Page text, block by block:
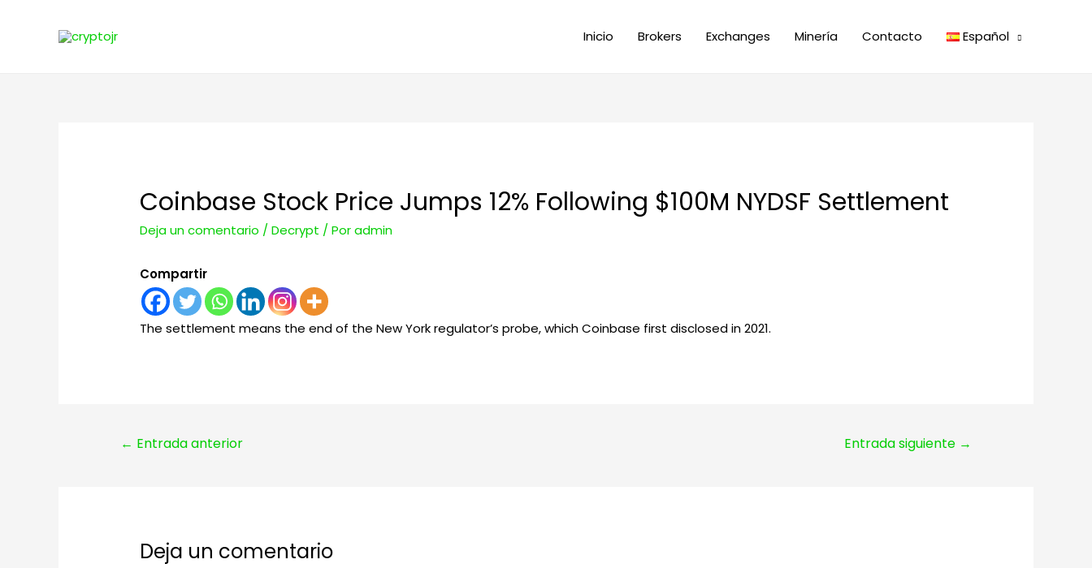
Inicio Brokers Exchanges Minería Contacto Español
Coinbase Stock Price Jumps 12% Following $100M NYDSF Settlement
Deja un comentario /Decrypt / Poradmin
Compartir
The settlement means the end of the New York regulator’s probe, which Coinbase first disclosed in 2021.
Navegación
← Entrada anterior Entrada siguiente →
Deja un comentario